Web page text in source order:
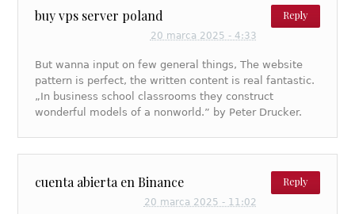
buy vps server poland Reply
20 marca 2025 - 4:33
But wanna input on few general things, The website
pattern is perfect, the written content is real fantastic.
„In business school classrooms they construct
wonderful models of a nonworld.” by Peter Drucker.
cuenta abierta en Binance Reply
20 marca 2025 - 11:02